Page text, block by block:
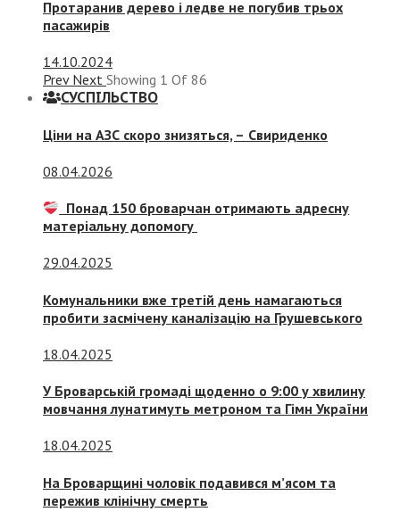
Протаранив дерево і ледве не погубив трьох
пасажирів
14.10.2024
Prev Next Showing 1 Of 86
СУСПIЛЬСТВО
Ціни на АЗС скоро знизяться, – Свириденко
08.04.2026
Понад 150 броварчан отримають адресну
матеріальну допомогу
29.04.2025
Комунальники вже третій день намагаються
пробити засмічену каналізацію на Грушевського
18.04.2025
У Броварській громаді щоденно о 9:00 у хвилину
мовчання лунатимуть метроном та Гімн України
18.04.2025
На Броварщині чоловік подавився м’ясом та
пережив клінічну смерть